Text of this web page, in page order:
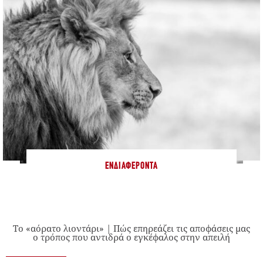
ΕΝΔΙΑΦΈΡΟΝΤΑ
Το «αόρατο λιοντάρι» | Πώς επηρεάζει τις αποφάσεις μας
ο τρόπος που αντιδρά ο εγκέφαλος στην απειλή